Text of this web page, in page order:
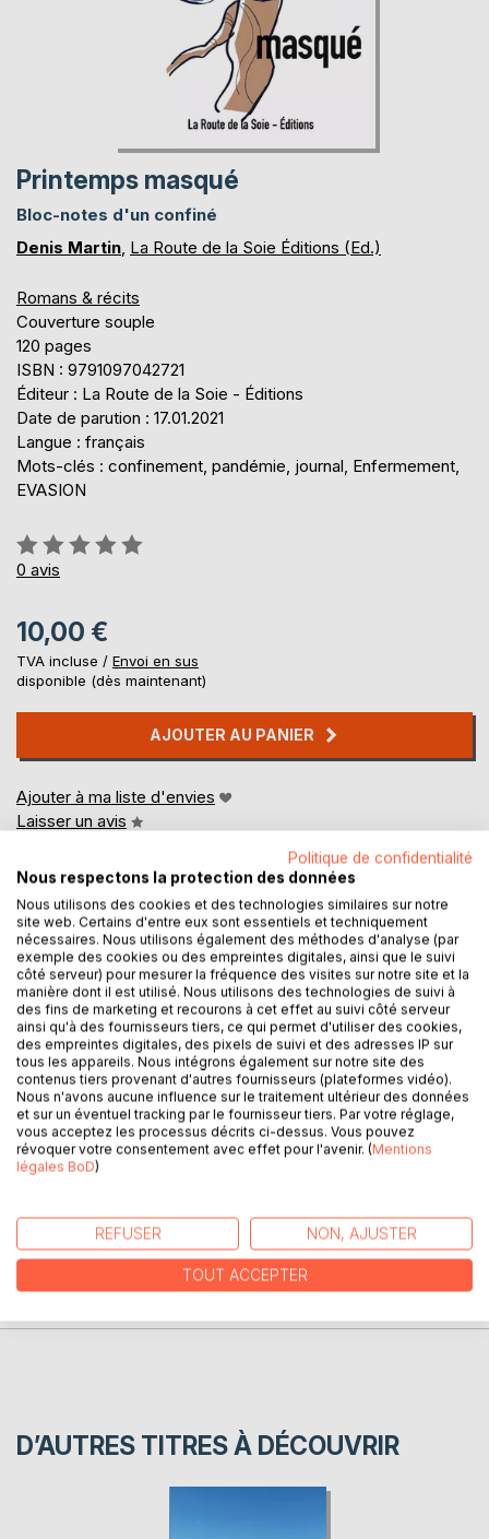
Printemps masqué
Bloc-notes d'un confiné
Denis Martin La Route de la Soie Éditions (Ed.)
Romans & récits
Couverture souple
120 pages
ISBN : 9791097042721
Éditeur : La Route de la Soie - Éditions
Date de parution : 17.01.2021
Langue : français
Mots-clés : confinement, pandémie, journal, Enfermement,
EVASION
Évaluation:
0%
0 avis
10,00 €
TVA incluse / Envoi en sus
disponible (dès maintenant)
AJOUTER AU PANIER
Ajouter à ma liste d'envies
Laisser un avis
DESCRIPTION
Dans un bloc-notes hebdomadaire, au gré d'échos
entendus ou de choses vues, Denis Martin dresse un
panorama de son confinement. Jamais désespéré, le ton,
parfois distancié, est souvent drôle.
AUTEUR(S)
CRITIQUES PRESSE
AVIS
D’AUTRES TITRES À DÉCOUVRIR
Politique de confidentialité
Nous respectons la protection des données
Nous utilisons des cookies et des technologies similaires sur notre
site web. Certains d'entre eux sont essentiels et techniquement
nécessaires. Nous utilisons également des méthodes d'analyse (par
exemple des cookies ou des empreintes digitales, ainsi que le suivi
côté serveur) pour mesurer la fréquence des visites sur notre site et la
manière dont il est utilisé. Nous utilisons des technologies de suivi à
des fins de marketing et recourons à cet effet au suivi côté serveur
ainsi qu'à des fournisseurs tiers, ce qui permet d'utiliser des cookies,
des empreintes digitales, des pixels de suivi et des adresses IP sur
tous les appareils. Nous intégrons également sur notre site des
contenus tiers provenant d'autres fournisseurs (plateformes vidéo).
Nous n'avons aucune influence sur le traitement ultérieur des données
et sur un éventuel tracking par le fournisseur tiers. Par votre réglage,
vous acceptez les processus décrits ci-dessus. Vous pouvez
révoquer votre consentement avec effet pour l'avenir. (Mentions
légales BoD)
REFUSER NON, AJUSTER
TOUT ACCEPTER